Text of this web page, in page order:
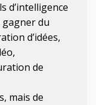
d’intelligence
du
d’idées,
de
mais de